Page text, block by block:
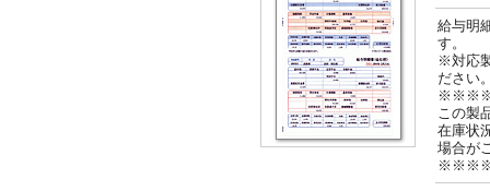
給与明
す。
※対応
ださい
この製
在庫状
場合が